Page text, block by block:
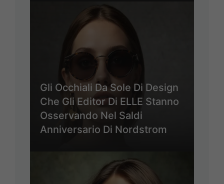
Gli Occhiali Da Sole Di Design
Che Gli Editor Di ELLE Stanno
Osservando Nel Saldi
Anniversario Di Nordstrom